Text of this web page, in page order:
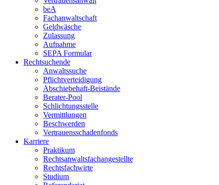
beA
Fachanwaltschaft
Geldwäsche
Zulassung
Aufnahme
SEPA Formular
Rechtsuchende
Anwaltssuche
Pflichtverteidigung
Abschiebehaft-Beistände
Berater-Pool
Schlichtungsstelle
Vermittlungen
Beschwerden
Vertrauensschadenfonds
Karriere
Praktikum
Rechtsanwalts­fachangestellte
Rechtsfachwirte
Studium